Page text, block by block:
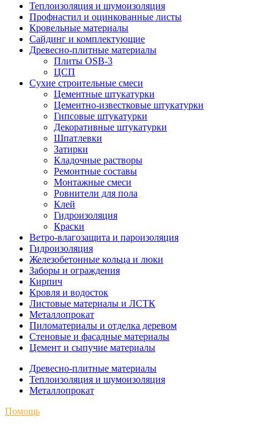
Теплоизоляция и шумоизоляция
Профнастил и оцинкованные листы
Кровельные материалы
Сайдинг и комплектующие
Древесно-плитные материалы
Плиты OSB-3
ЦСП
Сухие строительные смеси
Цементные штукатурки
Цементно-известковые штукатурки
Гипсовые штукатурки
Декоративные штукатурки
Шпатлевки
Затирки
Кладочные растворы
Ремонтные составы
Монтажные смеси
Ровнители для пола
Клей
Гидроизоляция
Краски
Ветро-влагозащита и пароизоляция
Гидроизоляция
Железобетонные кольца и люки
Заборы и ограждения
Кирпич
Кровля и водосток
Листовые материалы и ЛСТК
Металлопрокат
Пиломатериалы и отделка деревом
Стеновые и фасадные материалы
Цемент и сыпучие материалы
Древесно-плитные материалы
Теплоизоляция и шумоизоляция
Металлопрокат
Помощь